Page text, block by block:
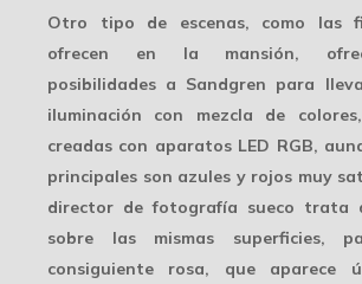
Otro tipo de escenas, como las
ofrecen en la mansión,
posibilidades a Sandgren para
iluminación con mezcla de colores
creadas con aparatos LED RGB,
principales son azules y rojos muy
director de fotografía sueco trata
sobre las mismas superficies,
consiguiente rosa, que aparece